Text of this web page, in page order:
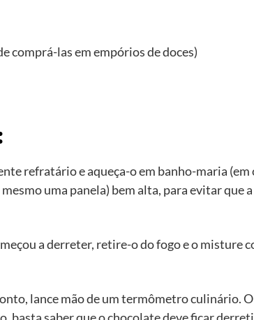
comprá-las em empórios de doces)
refratário e aqueça-o em banho-maria (em
uma panela) bem alta, para evitar que
a derreter, retire-o do fogo e o misture
lance mão de um termômetro culinário.